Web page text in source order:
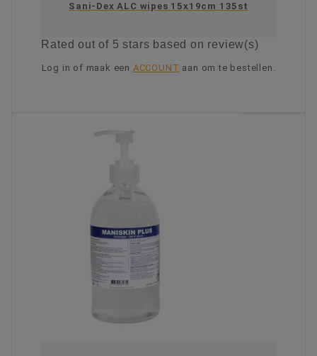
Sani-Dex ALC wipes 15x19cm 135st
Ratedout of 5 stars based on review(s)
Log in of maak een ACCOUNT aan om te bestellen.